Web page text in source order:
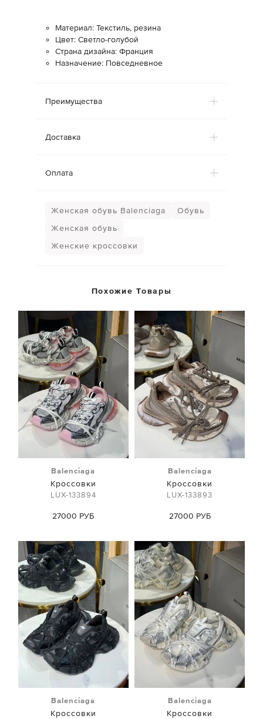
Материал: Текстиль, резина
Цвет: Светло-голубой
Страна дизайна: Франция
Назначение: Повседневное
Преимущества
Доставка
Оплата
Женская обувь Balenciaga
Обувь
Женская обувь
Женские кроссовки
Похожие Товары
Balenciaga
Кроссовки
LUX-133894
27000 РУБ
Balenciaga
Кроссовки
LUX-133893
27000 РУБ
Balenciaga
Кроссовки
Balenciaga
Кроссовки